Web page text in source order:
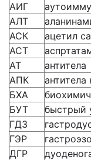
АИГ
АЛТ
АСК
ацетил
АСТ
АТ
антитела
АПК
БХА
БУТ
быстрый
ГДЗ
ГЭР
ДГР